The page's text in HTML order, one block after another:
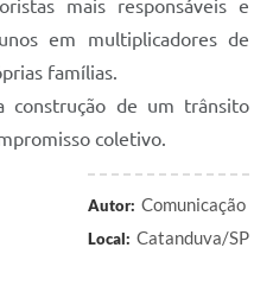
mais responsáveis e
em multiplicadores de
famílias.
construção de um trânsito
coletivo.
Autor: Comunicação
Local: Catanduva/SP